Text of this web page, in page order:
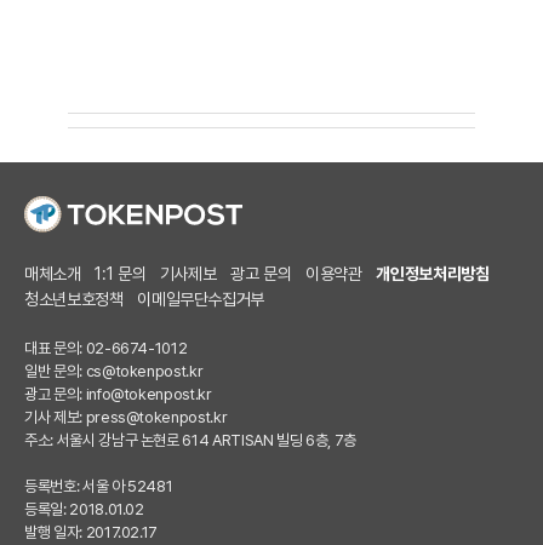
매체소개 1:1 문의 기사제보 광고 문의 이용약관
개인정보처리방침
청소년보호정책
이메일무단수집거부
대표 문의: 02-6674-1012
일반 문의: cs@tokenpost.kr
광고 문의: info@tokenpost.kr
기사 제보: press@tokenpost.kr
주소: 서울시 강남구 논현로 614 ARTISAN 빌딩 6층, 7층
등록번호: 서울 아 52481
등록일: 2018.01.02
발행 일자: 2017.02.17